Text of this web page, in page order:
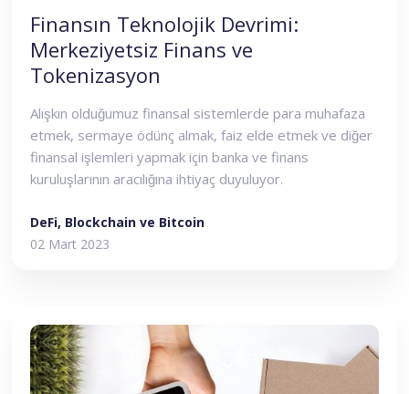
Finansın Teknolojik Devrimi:
Merkeziyetsiz Finans ve
Tokenizasyon
Alışkın olduğumuz finansal sistemlerde para muhafaza
etmek, sermaye ödünç almak, faiz elde etmek ve diğer
finansal işlemleri yapmak için banka ve finans
kuruluşlarının aracılığına ihtiyaç duyuluyor.
DeFi, Blockchain ve Bitcoin
02 Mart 2023